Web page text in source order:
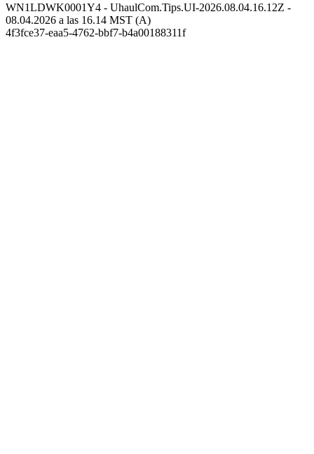
WN1LDWK0001Y4 - UhaulCom.Tips.UI-2026.08.04.16.12Z -
08.04.2026 a las 16.14 MST (A)
4f3fce37-eaa5-4762-bbf7-b4a00188311f